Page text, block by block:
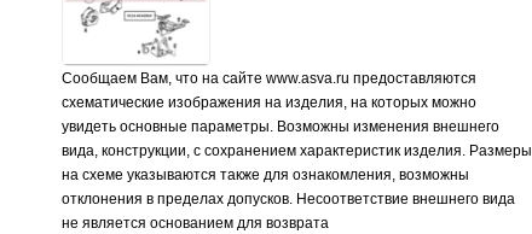
Сообщаем Вам, что на сайте www.asva.ru предоставляются
схематические изображения на изделия, на которых можно
увидеть основные параметры. Возможны изменения внешнего
вида, конструкции, с сохранением характеристик изделия. Размеры
на схеме указываются также для ознакомления, возможны
отклонения в пределах допусков. Несоответствие внешнего вида
не является основанием для возврата